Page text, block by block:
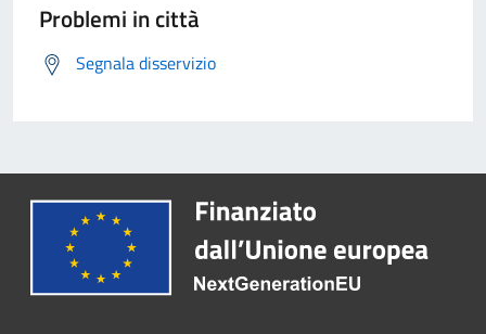
Problemi in città
Segnala disservizio